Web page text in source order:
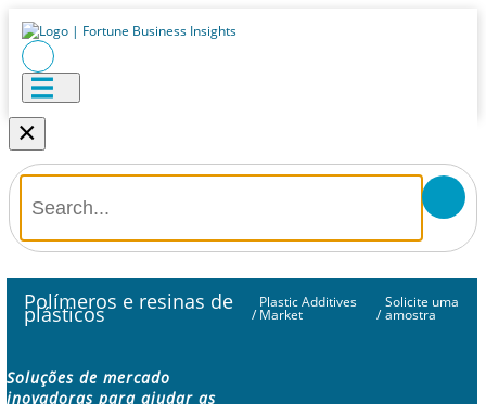
×
Polímeros e resinas de
plásticos /
Plastic Additives
Market /
Solicite uma
amostra
Soluções de mercado
inovadoras para ajudar as